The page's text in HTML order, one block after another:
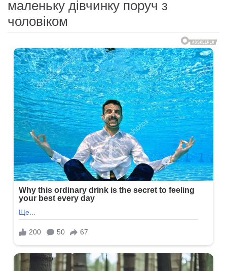
маленьку дівчинку поруч з
чоловіком